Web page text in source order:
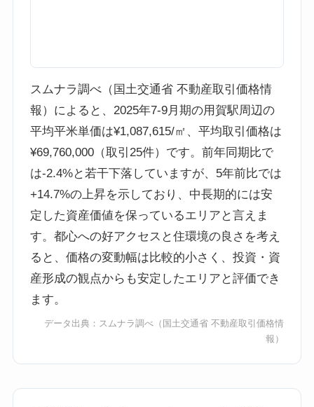
スムナラ調べ（国土交通省 不動産取引価格情
報）によると、2025年7-9月期の用賀駅周辺の
平均平米単価は¥1,087,615/㎡、平均取引価格は
¥69,760,000（取引25件）です。前年同期比で
は-2.4%と若干下落していますが、5年前比では
+14.7%の上昇を示しており、中長期的には安
定した資産価値を保っているエリアと言えま
す。都心への好アクセスと住環境の良さを考え
ると、価格の変動幅は比較的小さく、投資・資
産形成の観点からも安定したエリアと評価でき
ます。
データ出典： スムナラ調べ （国土交通省 不動産取引価格情
報）